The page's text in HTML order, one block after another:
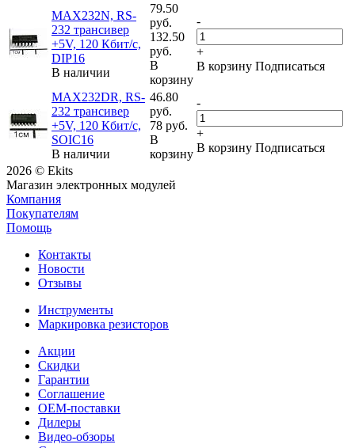
MAX232N, RS-
232 трансивер
+5V, 120 Кбит/с,
DIP16
В наличии
79.50
руб.
132.50
руб.
В
корзину
-
+
В корзину Подписаться
MAX232DR, RS-
232 трансивер
+5V, 120 Кбит/с,
SOIC16
В наличии
46.80
руб.
78 руб.
В
корзину
-
+
В корзину Подписаться
2026 © Ekits
Магазин электронных модулей
Компания
Покупателям
Помощь
Контакты
Новости
Отзывы
Инструменты
Маркировка резисторов
Акции
Скидки
Гарантии
Соглашение
OEM-поставки
Дилеры
Видео-обзоры